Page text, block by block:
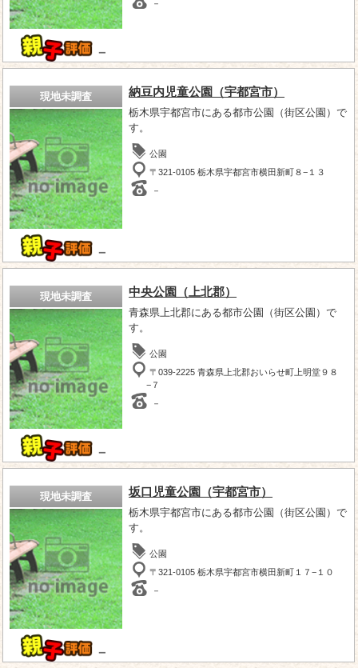
－
－
現地未調査
－
納豆内児童公園（宇都宮市）
栃木県宇都宮市にある都市公園（街区公園）で
す。
公園
〒321-0105 栃木県宇都宮市横田新町８−１３
－
現地未調査
－
中央公園（上北郡）
青森県上北郡にある都市公園（街区公園）で
す。
公園
〒039-2225 青森県上北郡おいらせ町上明堂９８
−７
－
現地未調査
－
坂口児童公園（宇都宮市）
栃木県宇都宮市にある都市公園（街区公園）で
す。
公園
〒321-0105 栃木県宇都宮市横田新町１７−１０
－